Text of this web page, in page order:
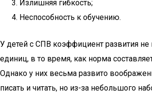
Излишняя гибкость;
Неспособность к обучению.
У детей с СПВ коэффициент развития
единиц, в то время, как норма
Однако у них весьма развито
писать и читать, но из-за небольшого